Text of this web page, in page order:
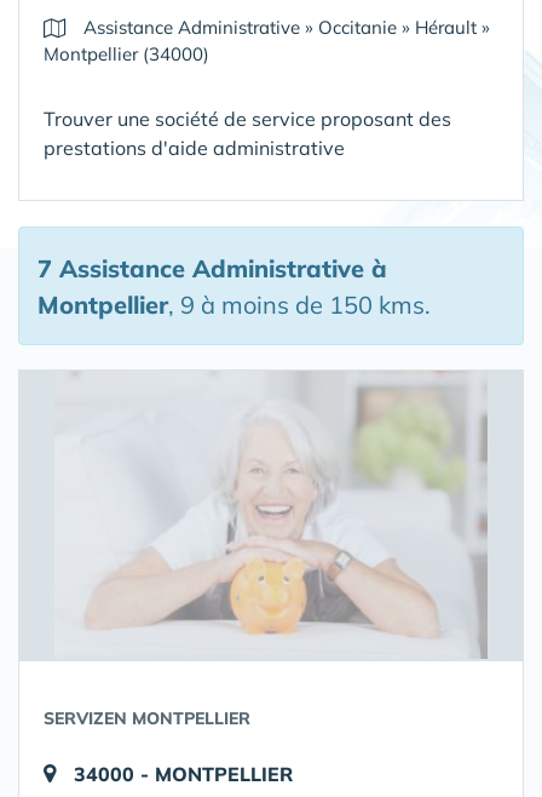
Assistance Administrative » Occitanie » Hérault »
Montpellier (34000)
Trouver une société de service proposant des
prestations d'aide administrative
7 Assistance Administrative à
Montpellier, 9 à moins de 150 kms.
SERVIZEN MONTPELLIER
34000 - MONTPELLIER